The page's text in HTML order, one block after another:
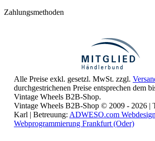
Zahlungsmethoden
Alle Preise exkl. gesetzl. MwSt. zzgl.
durchgestrichenen Preise entsprechen dem
Vintage Wheels B2B-Shop.
Vintage Wheels B2B-Shop © 2009 - 2026 |
Karl | Betreuung: ADWESO.com Webdesign
Webprogrammierung Frankfurt (Oder)